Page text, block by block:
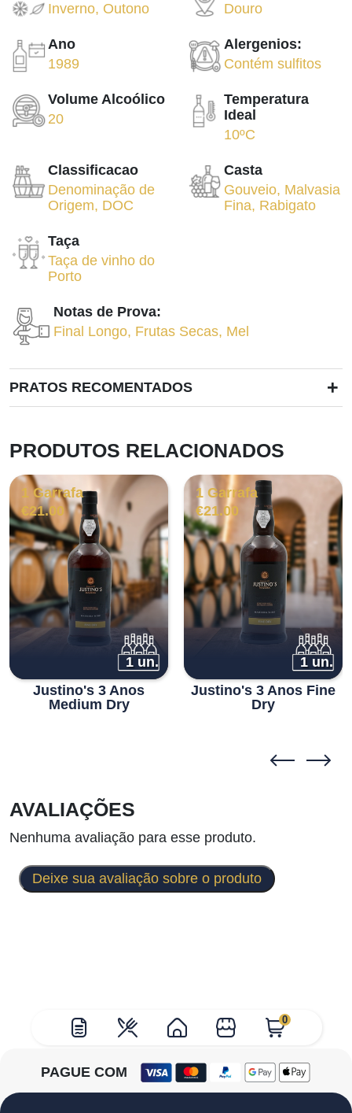
0
Inverno, Outono
Douro
Ano
1989
Alergenios:
Contém sulfitos
Volume Alcoólico
20
Temperatura
Ideal
10ºC
Classificacao
Denominação de
Origem, DOC
Casta
Gouveio, Malvasia
Fina, Rabigato
Taça
Taça de vinho do
Porto
Notas de Prova:
Final Longo, Frutas Secas, Mel
PRATOS RECOMENTADOS +
PRODUTOS RELACIONADOS
1 Garrafa
€21.00
1 un.
Justino's 3 Anos
Medium Dry
1 Garrafa
€21.00
1 un.
Justino's 3 Anos Fine
Dry
AVALIAÇÕES
Nenhuma avaliação para esse produto.
Deixe sua avaliação sobre o produto
PAGUE COM